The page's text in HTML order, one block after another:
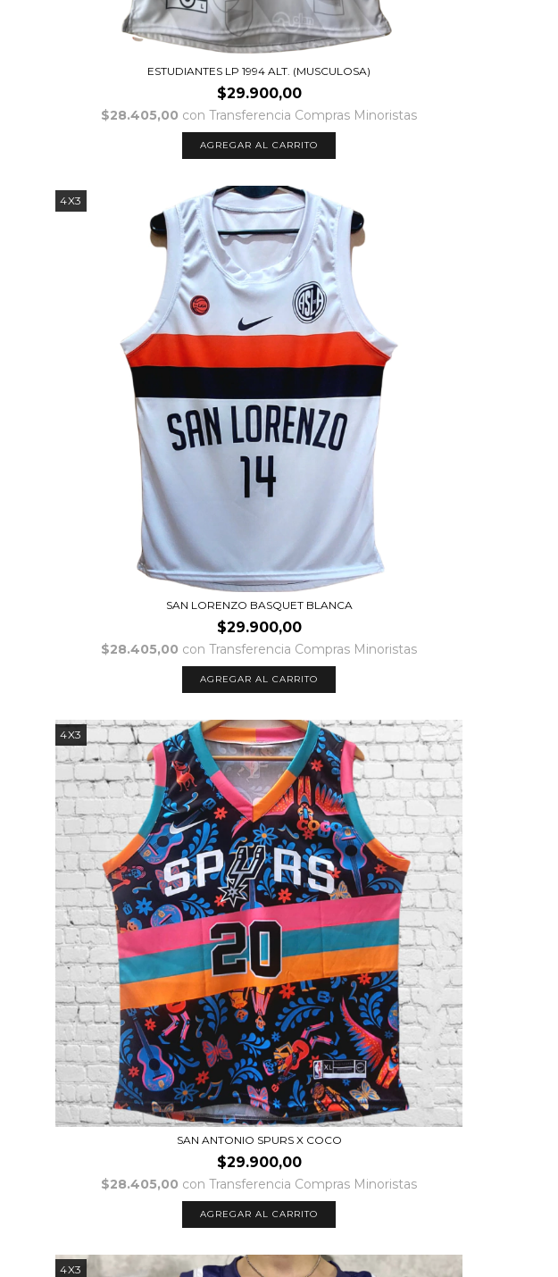
ESTUDIANTES LP 1994 ALT. (MUSCULOSA)
$29.900,00
$28.405,00 con Transferencia Compras Minoristas
AGREGAR AL CARRITO
4X3
SAN LORENZO BASQUET BLANCA
$29.900,00
$28.405,00 con Transferencia Compras Minoristas
AGREGAR AL CARRITO
4X3
SAN ANTONIO SPURS X COCO
$29.900,00
$28.405,00 con Transferencia Compras Minoristas
AGREGAR AL CARRITO
4X3